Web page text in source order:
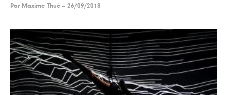
Par Maxime Thué -- 26/09/2018